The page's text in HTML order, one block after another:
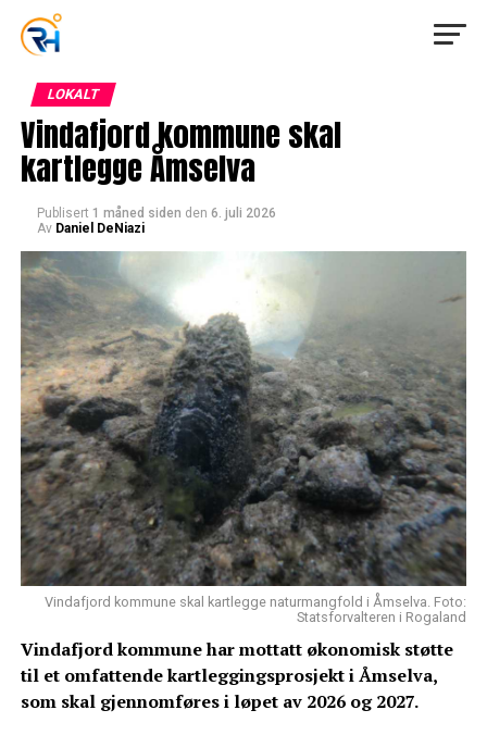
LOKALT
Vindafjord kommune skal
kartlegge Åmselva
Publisert 1 måned siden den 6. juli 2026
Av Daniel DeNiazi
Vindafjord kommune skal kartlegge naturmangfold i Åmselva. Foto:
Statsforvalteren i Rogaland
Vindafjord kommune har mottatt økonomisk støtte
til et omfattende kartleggingsprosjekt i Åmselva,
som skal gjennomføres i løpet av 2026 og 2027.